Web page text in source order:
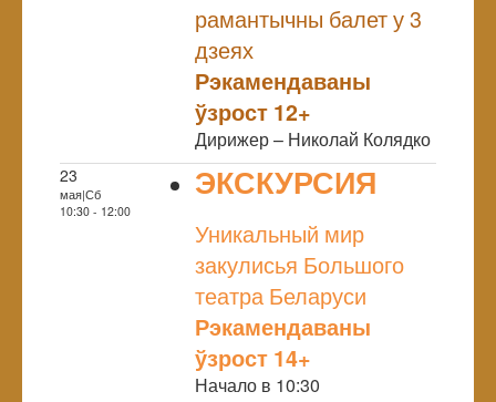
рамантычны балет у 3
дзеях
Рэкамендаваны
ўзрост 12+
Дирижер – Николай Колядко
23
мая|Сб
10:30 - 12:00
ЭКСКУРСИЯ
Уникальный мир
закулисья Большого
театра Беларуси
Рэкамендаваны
ўзрост 14+
Начало в 10:30